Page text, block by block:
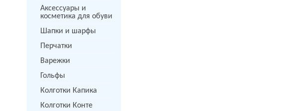
Аксессуары и
косметика для обуви
Шапки и шарфы
Перчатки
Варежки
Гольфы
Колготки Капика
Колготки Конте